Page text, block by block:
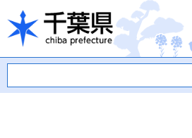
千葉県